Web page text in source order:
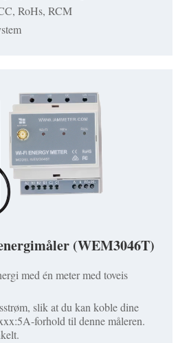
RoHs, RCM
(WEM3046T)
med én meter med toveis
slik at du kan koble dine
forhold til denne måleren.